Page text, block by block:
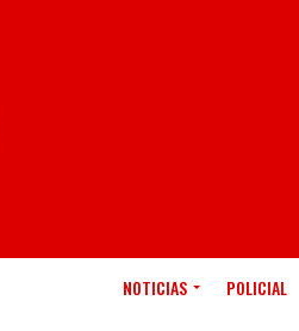
NOTICIAS POLICIAL